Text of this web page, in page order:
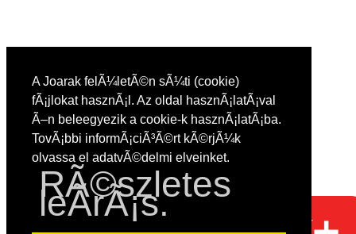
A Joarak felÃ¼letÃ©n sÃ¼ti (cookie)
fÃ¡jlokat hasznÃ¡l. Az oldal hasznÃ¡latÃ¡val
Ã–n beleegyezik a cookie-k hasznÃ¡latÃ¡ba.
TovÃ¡bbi informÃ¡ciÃ³Ã©rt kÃ©rjÃ¼k
olvassa el adatvÃ©delmi elveinket.
RÃ©szletes
leÃ­rÃ¡s.